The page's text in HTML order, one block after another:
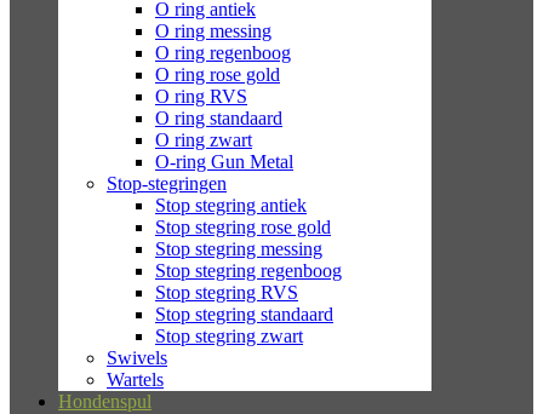
O ring antiek
O ring messing
O ring regenboog
O ring rose gold
O ring RVS
O ring standaard
O ring zwart
O-ring Gun Metal
Stop-stegringen
Stop stegring antiek
Stop stegring rose gold
Stop stegring messing
Stop stegring regenboog
Stop stegring RVS
Stop stegring standaard
Stop stegring zwart
Swivels
Wartels
Hondenspul